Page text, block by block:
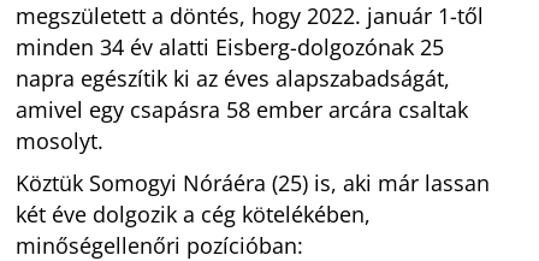
megszületett a döntés, hogy 2022. január 1-től
minden 34 év alatti Eisberg-dolgozónak 25
napra egészítik ki az éves alapszabadságát,
amivel egy csapásra 58 ember arcára csaltak
mosolyt.
Köztük Somogyi Nóráéra (25) is, aki már lassan
két éve dolgozik a cég kötelékében,
minőségellenőri pozícióban: